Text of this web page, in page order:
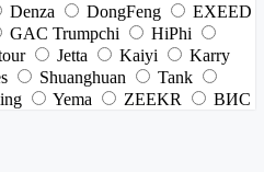
Denza DongFeng
EXEED
GAC Trumpchi
HiPhi
Jetta Kaiyi
Karry
Shuanghuan
Tank
Yema ZEEKR
ВИС